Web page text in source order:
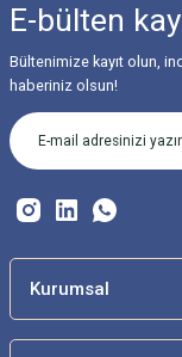
Görüş ve önerileriniz
Ürün resmi
Ürün
Ürün bilgilerinde
Bu ürüne benzer
E-bülten
Bültenimize kayıt olun,
haberiniz olsun!
Kurumsal